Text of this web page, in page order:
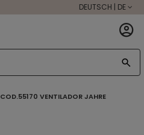
DEUTSCH | DE
COD.55170 VENTILADOR JAHRE